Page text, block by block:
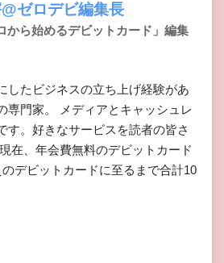
ゼロデビ編集長
から始めるデビットカード」編集
したビジネスの立ち上げ経験があ
専門家。 メディアとキャッシュレ
す。好きなサービスを読者の皆さ
在、年会費無料のデビットカード
デビットカードに至るまで合計10